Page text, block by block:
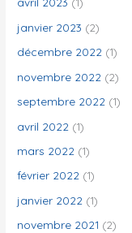
janvier 2023 (2)
décembre 2022 (1)
novembre 2022 (2)
septembre 2022 (1)
avril 2022 (1)
mars 2022 (1)
février 2022 (1)
janvier 2022 (1)
novembre 2021 (2)